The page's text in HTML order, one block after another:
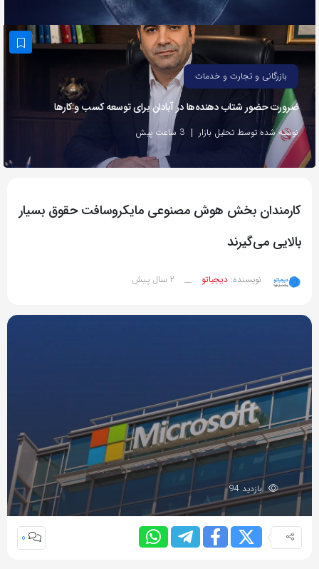
اشتراک
بگذارید.
کپی
لینک
بازرگانی و تجارت و خدمات
ضرورت حضور شتاب ‌دهنده‌ها در آبادان برای توسعه کسب‌ و کارها
نوشته شده توسط تحلیل بازار 3 ساعت پیش
کارمندان بخش هوش مصنوعی مایکروسافت حقوق بسیار
بالایی می‌گیرند
نویسنده: دیجیاتو __ 2 سال پیش
بازدید 94
0